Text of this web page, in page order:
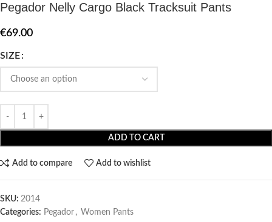
Pegador Nelly Cargo Black Tracksuit Pants
€69.00
SIZE
ADD TO CART
Add to compare Add to wishlist
SKU: 2014
Categories: Pegador​ , Women Pants